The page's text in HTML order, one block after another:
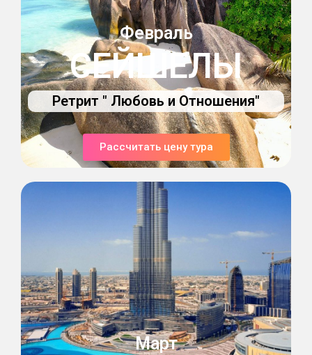
Февраль
СЕЙШЕЛЫ
Ретрит " Любовь и Отношения"
Рассчитать цену тура
Март